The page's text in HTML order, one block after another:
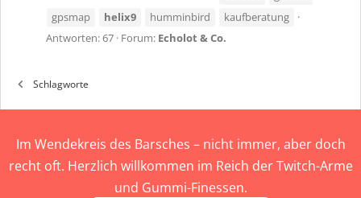
gpsmap
helix9 humminbird
kaufberatung
Antworten: 67 Forum: Echolot & Co.
Schlagworte
Im Wendekreis des Barsches – nicht immer, aber doch
recht oft. Herzlich willkommen im Reich der Twitch-Arme
und Gummi-Finessen.